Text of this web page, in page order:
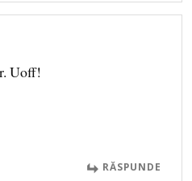
Uoff!
RĂSPUNDE